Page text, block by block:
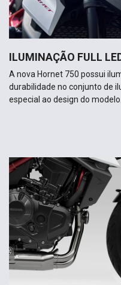
ILUMINAÇÃO FULL
A nova Hornet 750 possui
durabilidade no conjunto de
especial ao design do modelo.